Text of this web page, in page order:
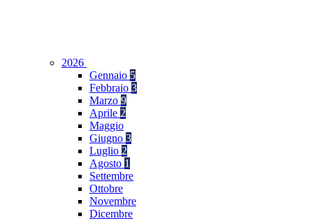
2026
Gennaio 5
Febbraio 3
Marzo 9
Aprile 2
Maggio
Giugno 3
Luglio 2
Agosto 1
Settembre
Ottobre
Novembre
Dicembre